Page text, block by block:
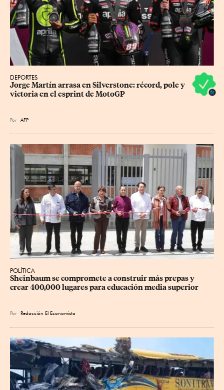
DEPORTES
Jorge Martín arrasa en Silverstone: récord, pole y
victoria en el esprint de MotoGP
Por AFP
POLÍTICA
Sheinbaum se compromete a construir más prepas y
crear 400,000 lugares para educación media superior
Por Redacción El Economista